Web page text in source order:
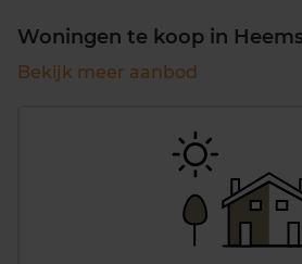
Woningen te koop in
Bekijk meer aanbod